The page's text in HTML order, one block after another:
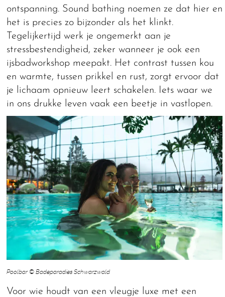
ontspanning. Sound bathing noemen ze dat hier en
het is precies zo bijzonder als het klinkt.
Tegelijkertijd werk je ongemerkt aan je
stressbestendigheid, zeker wanneer je ook een
ijsbadworkshop meepakt. Het contrast tussen kou
en warmte, tussen prikkel en rust, zorgt ervoor dat
je lichaam opnieuw leert schakelen. Iets waar we
in ons drukke leven vaak een beetje in vastlopen.
Poolbar © Badeparadies Schwarzwald
Voor wie houdt van een vleugje luxe met een